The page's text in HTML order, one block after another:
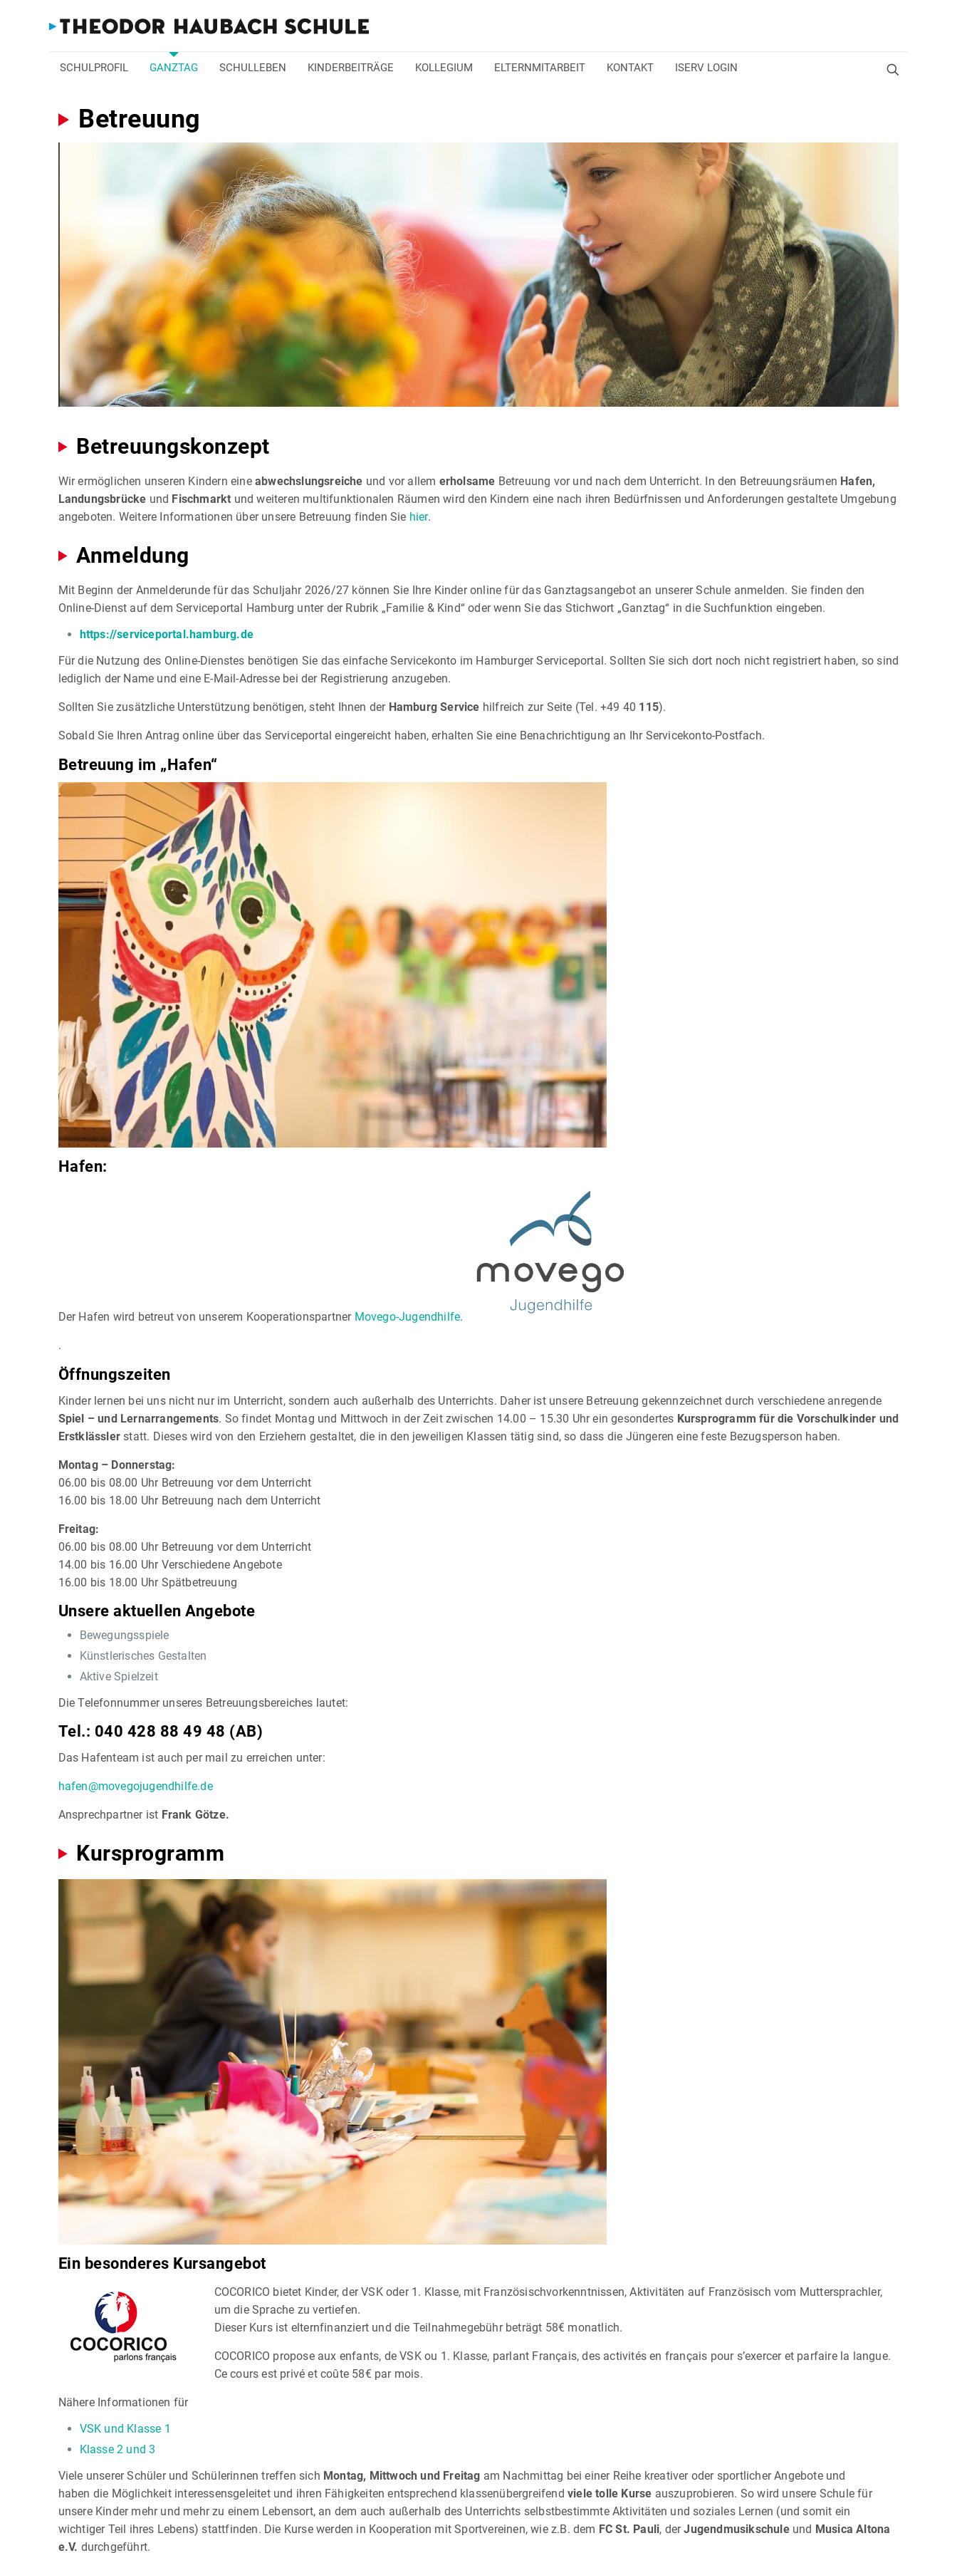
SCHULPROFIL GANZTAG SCHULLEBEN KINDERBEITRÄGE KOLLEGIUM ELTERNMITARBEIT KONTAKT ISERV LOGIN
Betreuung
Betreuungskonzept
Wir ermöglichen unseren Kindern eine abwechslungsreiche und vor allem erholsame Betreuung vor und nach dem Unterricht. In den Betreuungsräumen Hafen,
Landungsbrücke und Fischmarkt und weiteren multifunktionalen Räumen wird den Kindern eine nach ihren Bedürfnissen und Anforderungen gestaltete Umgebung
angeboten. Weitere Informationen über unsere Betreuung finden Sie hier.
Anmeldung
Mit Beginn der Anmelderunde für das Schuljahr 2026/27 können Sie Ihre Kinder online für das Ganztagsangebot an unserer Schule anmelden. Sie finden den
Online-Dienst auf dem Serviceportal Hamburg unter der Rubrik „Familie & Kind“ oder wenn Sie das Stichwort „Ganztag“ in die Suchfunktion eingeben.
https://serviceportal.hamburg.de
Für die Nutzung des Online-Dienstes benötigen Sie das einfache Servicekonto im Hamburger Serviceportal. Sollten Sie sich dort noch nicht registriert haben, so sind
lediglich der Name und eine E-Mail-Adresse bei der Registrierung anzugeben.
Sollten Sie zusätzliche Unterstützung benötigen, steht Ihnen der Hamburg Service hilfreich zur Seite (Tel. +49 40 115).
Sobald Sie Ihren Antrag online über das Serviceportal eingereicht haben, erhalten Sie eine Benachrichtigung an Ihr Servicekonto-Postfach.
Betreuung im „Hafen“
Hafen:
Der Hafen wird betreut von unserem Kooperationspartner Movego-Jugendhilfe.
.
Öffnungszeiten
Kinder lernen bei uns nicht nur im Unterricht, sondern auch außerhalb des Unterrichts. Daher ist unsere Betreuung gekennzeichnet durch verschiedene anregende
Spiel – und Lernarrangements. So findet Montag und Mittwoch in der Zeit zwischen 14.00 – 15.30 Uhr ein gesondertes Kursprogramm für die Vorschulkinder und
Erstklässler statt. Dieses wird von den Erziehern gestaltet, die in den jeweiligen Klassen tätig sind, so dass die Jüngeren eine feste Bezugsperson haben.
Montag – Donnerstag:
06.00 bis 08.00 Uhr Betreuung vor dem Unterricht
16.00 bis 18.00 Uhr Betreuung nach dem Unterricht
Freitag:
06.00 bis 08.00 Uhr Betreuung vor dem Unterricht
14.00 bis 16.00 Uhr Verschiedene Angebote
16.00 bis 18.00 Uhr Spätbetreuung
Unsere aktuellen Angebote
Bewegungsspiele
Künstlerisches Gestalten
Aktive Spielzeit
Die Telefonnummer unseres Betreuungsbereiches lautet:
Tel.: 040 428 88 49 48 (AB)
Das Hafenteam ist auch per mail zu erreichen unter:
hafen@movegojugendhilfe.de
Ansprechpartner ist Frank Götze.
Kursprogramm
Ein besonderes Kursangebot
COCORICO bietet Kinder, der VSK oder 1. Klasse, mit Französischvorkenntnissen, Aktivitäten auf Französisch vom Muttersprachler,
um die Sprache zu vertiefen.
Dieser Kurs ist elternfinanziert und die Teilnahmegebühr beträgt 58€ monatlich.
COCORICO propose aux enfants, de VSK ou 1. Klasse, parlant Français, des activités en français pour s’exercer et parfaire la langue.
Ce cours est privé et coûte 58€ par mois.
Nähere Informationen für
VSK und Klasse 1
Klasse 2 und 3
Viele unserer Schüler und Schülerinnen treffen sich Montag, Mittwoch und Freitag am Nachmittag bei einer Reihe kreativer oder sportlicher Angebote und
haben die Möglichkeit interessensgeleitet und ihren Fähigkeiten entsprechend klassenübergreifend viele tolle Kurse auszuprobieren. So wird unsere Schule für
unsere Kinder mehr und mehr zu einem Lebensort, an dem auch außerhalb des Unterrichts selbstbestimmte Aktivitäten und soziales Lernen (und somit ein
wichtiger Teil ihres Lebens) stattfinden. Die Kurse werden in Kooperation mit Sportvereinen, wie z.B. dem FC St. Pauli, derJugendmusikschuleund Musica Altona
e.V. durchgeführt.